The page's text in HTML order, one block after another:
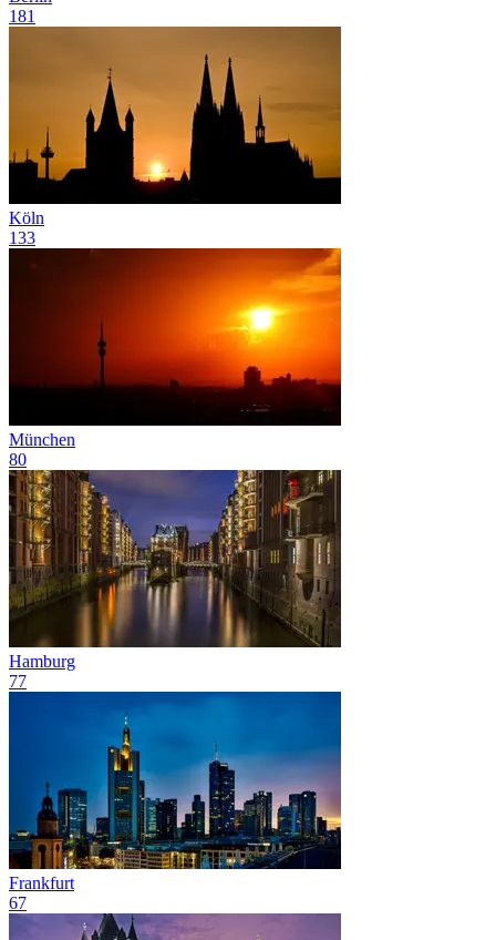
181
Köln
133
München
80
Hamburg
77
Frankfurt
67